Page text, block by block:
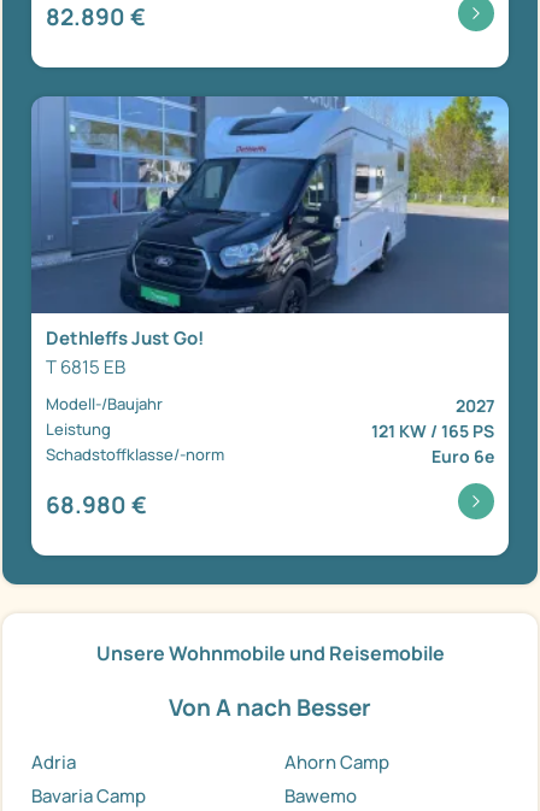
82.890 €
Dethleffs Just Go!
T 6815 EB
Modell-/Baujahr 2027
Leistung 121 KW / 165 PS
Schadstoffklasse/-norm Euro 6e
68.980 €
Unsere Wohnmobile und Reisemobile
Von A nach Besser
Adria
Ahorn Camp
Bavaria Camp
Bawemo